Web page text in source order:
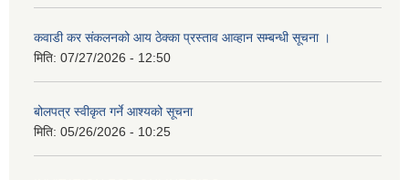
कवाडी कर संकलनको आय ठेक्का प्रस्ताव आव्हान सम्बन्धी सूचना ।
मिति: 07/27/2026 - 12:50
बोलपत्र स्वीकृत गर्ने आश्यको सूचना
मिति: 05/26/2026 - 10:25